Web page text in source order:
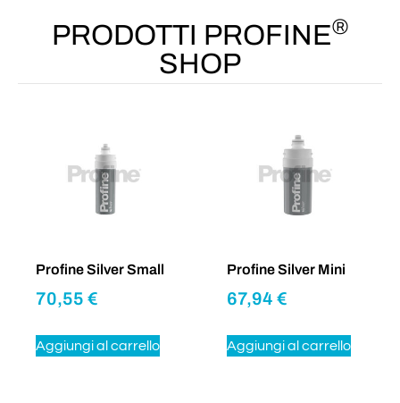
PRODOTTI PROFINE®
SHOP
Profine Silver Small
70,55 €
Aggiungi al carrello
Profine Silver Mini
67,94 €
Aggiungi al carrello